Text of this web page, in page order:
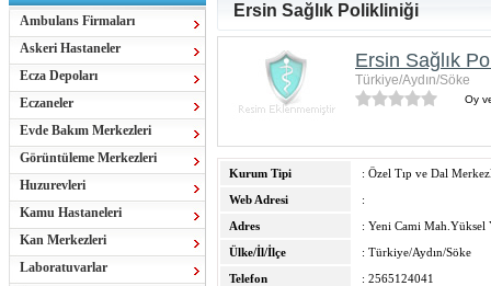
Ambulans Firmaları
Askeri Hastaneler
Ecza Depoları
Eczaneler
Evde Bakım Merkezleri
Görüntüleme Merkezleri
Huzurevleri
Kamu Hastaneleri
Kan Merkezleri
Laboratuvarlar
Ersin Sağlık Polikliniği
Ersin Sağlık
Türkiye/Aydın/Söke
Oy
Kurum Tipi
: Özel Tıp ve Dal
Web Adresi
:
Adres
: Yeni Cami Mah.Yüksel
Ülke/İl/İlçe
: Türkiye/Aydın/Söke
Telefon
: 2565124041